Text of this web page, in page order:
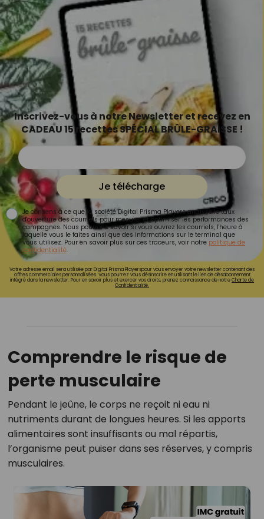
Inscrivez-vous à notre Newsletter et recevez en
CADEAU 15 recettes SPÉCIAL BRÛLE-GRAISSE !
Je télécharge
Je consens à ce que la société Digital Prisma Players analyse le taux
d'ouverture des courriels pour mesurer et optimiser les performances des
campagnes. Nous pourrons savoir si vous ouvrez les courriels, l'heure à
laquelle vous le faites ainsi que des informations sur le terminal que
vous utilisez. Pour en savoir plus sur ces traceurs, voir notre politique de
confidentialité.
Votre adresse email sera utilisée par Digital Prisma Playerspour vous envoyer votre newsletter contenant des
offres commerciales personnalisées. Vous pourrez vous désinscrire en utilisant le lien de désabonnement
intégré dans la newsletter. Pour en savoir plus et exercer vos droits, prenez connaissance de notreCharte de
Confidentialité.
Comprendre le risque de
perte musculaire
Pendant le jeûne, le corps ne reçoit ni eau ni
nutriments durant de longues heures. Si les apports
alimentaires sont insuffisants ou mal répartis,
l’organisme peut puiser dans ses réserves, y compris
musculaires.